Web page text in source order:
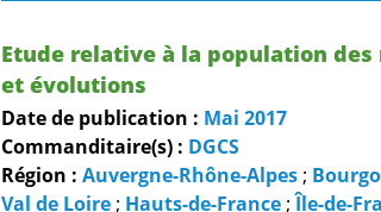
Etude relative à la population
et évolutions
Date de publication : Mai 2017
Commanditaire(s) : DGCS
Région : Auvergne-Rhône-Alpes;
Val de Loire; Hauts-de-France;Île-de-